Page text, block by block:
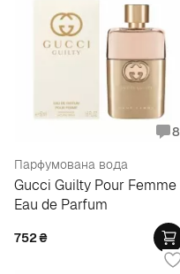
8
Парфумована вода
Gucci Guilty Pour Femme
Eau de Parfum
752₴